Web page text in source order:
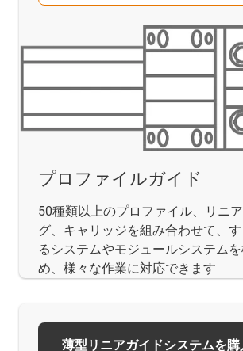
プロファイルガイド
50種類以上のプロファイル、リニ
グ、キャリッジを組み合わせて、
るシステムやモジュールシステム
め、様々な作業に対応できます
薄型リニアガイドシステムを購